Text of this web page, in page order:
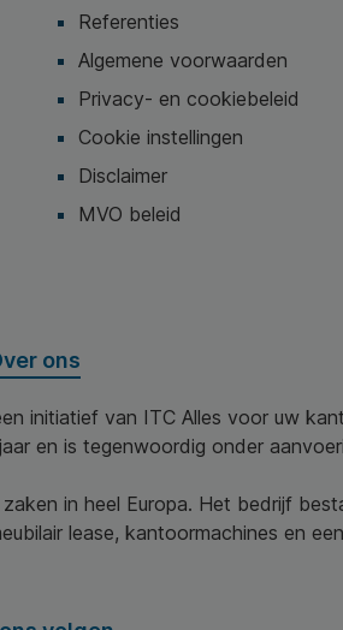
Referenties
Algemene voorwaarden
Privacy- en cookiebeleid
Cookie instellingen
Disclaimer
MVO beleid
ons
initiatief van ITC Alles voor uw
en is tegenwoordig onder
in heel Europa. Het bedrijf
lease, kantoormachines en